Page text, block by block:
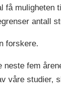
få muligheten
antall
forskere.
fem
våre studier,